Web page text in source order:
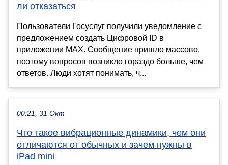
ли отказаться
Пользователи Госуслуг получили уведомление с
предложением создать Цифровой ID в
приложении MAX. Сообщение пришло массово,
поэтому вопросов возникло гораздо больше, чем
ответов. Люди хотят понимать, ч...
00:21, 31 Окт
Что такое вибрационные динамики, чем они
отличаются от обычных и зачем нужны в
iPad mini